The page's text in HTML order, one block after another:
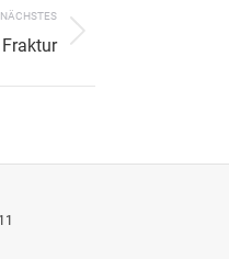
NÄCHSTES
Fraktur